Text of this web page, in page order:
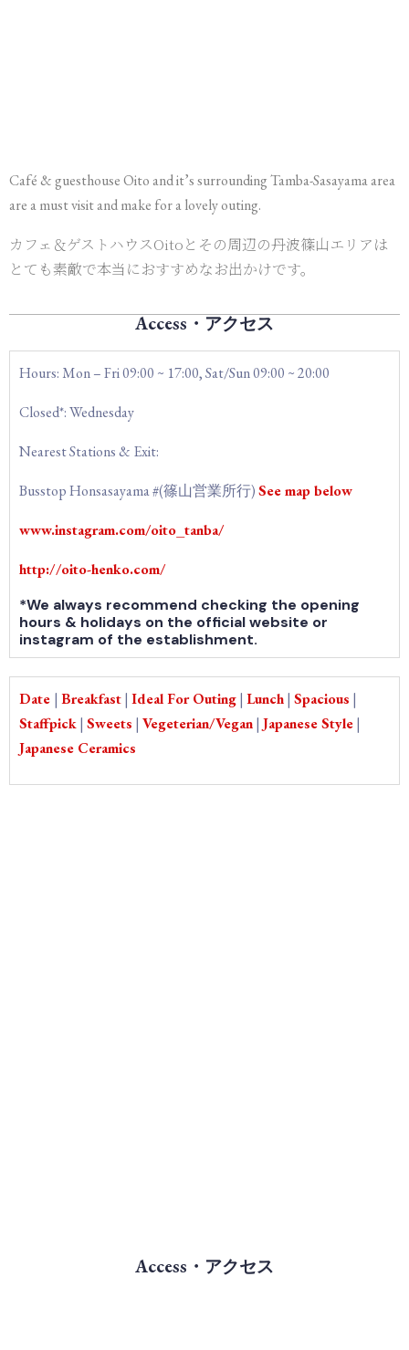
Café & guesthouse Oito and it’s surrounding Tamba-Sasayama area
are a must visit and make for a lovely outing.
カフェ＆ゲストハウスOitoとその周辺の丹波篠山エリアは
とても素敵で本当におすすめなお出かけです。
Access・アクセス
Hours: Mon – Fri 09:00 ~ 17:00, Sat/Sun 09:00 ~ 20:00
Closed*: Wednesday
Nearest Stations & Exit:
Busstop Honsasayama #(篠山営業所行)See map below
www.instagram.com/oito_tanba/
http://oito-henko.com/
*We always recommend checking the opening
hours & holidays on the official website or
instagram of the establishment.
Date | Breakfast| Ideal For Outing| Lunch| Spacious |
Staffpick| Sweets | Vegeterian/Vegan| Japanese Style|
Japanese Ceramics
Access・アクセス